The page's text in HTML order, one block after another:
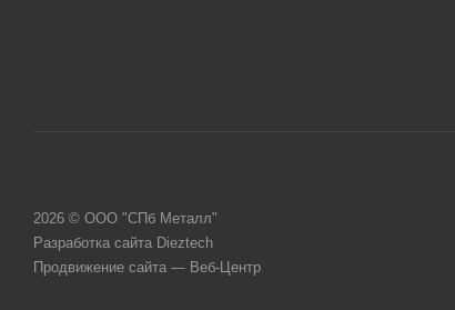
2026 © ООО "СПб Металл"
Разработка сайта Dieztech
Продвижение сайта — Веб-Центр